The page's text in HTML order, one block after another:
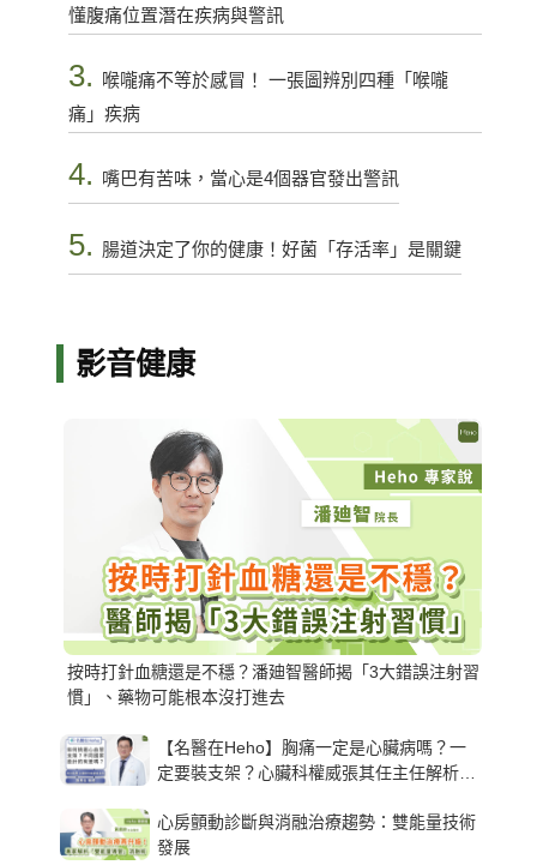
懂腹痛位置潛在疾病與警訊
3.
喉嚨痛不等於感冒！ 一張圖辨別四種「喉嚨
痛」疾病
4. 嘴巴有苦味，當心是4個器官發出警訊
5. 腸道決定了你的健康！好菌「存活率」是關鍵
影音健康
按時打針血糖還是不穩？潘廸智醫師揭「3大錯誤注射習
慣」、藥物可能根本沒打進去
【名醫在Heho】胸痛一定是心臟病嗎？一
定要裝支架？心臟科權威張其任主任解析支
心房顫動診斷與消融治療趨勢：雙能量技術
發展